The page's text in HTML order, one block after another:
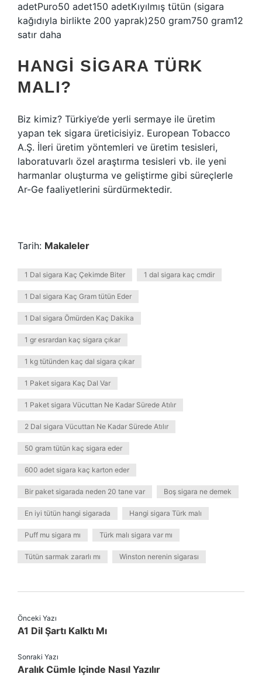
adetPuro50 adet150 adetKıyılmış tütün (sigara
kağıdıyla birlikte 200 yaprak)250 gram750 gram12
satır daha
HANGI SIGARA TÜRK
MALI?
Biz kimiz? Türkiye’de yerli sermaye ile üretim
yapan tek sigara üreticisiyiz. European Tobacco
A.Ş. İleri üretim yöntemleri ve üretim tesisleri,
laboratuvarlı özel araştırma tesisleri vb. ile yeni
harmanlar oluşturma ve geliştirme gibi süreçlerle
Ar-Ge faaliyetlerini sürdürmektedir.
Tarih: Makaleler
1 Dal sigara Kaç Çekimde Biter 1 dal sigara kaç cmdir
1 Dal sigara Kaç Gram tütün Eder
1 Dal sigara Ömürden Kaç Dakika
1 gr esrardan kaç sigara çıkar
1 kg tütünden kaç dal sigara çıkar
1 Paket sigara Kaç Dal Var
1 Paket sigara Vücuttan Ne Kadar Sürede Atılır
2 Dal sigara Vücuttan Ne Kadar Sürede Atılır
50 gram tütün kaç sigara eder
600 adet sigara kaç karton eder
Bir paket sigarada neden 20 tane var Boş sigara ne demek
En iyi tütün hangi sigarada Hangi sigara Türk malı
Puff mu sigara mı Türk malı sigara var mı
Tütün sarmak zararlı mı Winston nerenin sigarası
Önceki Yazı
A1 Dil Şartı Kalktı Mı
Sonraki Yazı
Aralık Cümle Içinde Nasıl Yazılır